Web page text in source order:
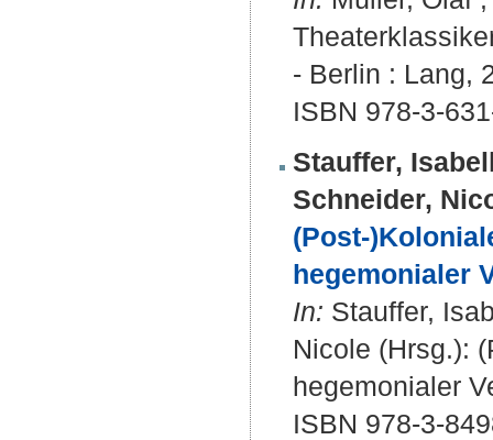
- Berlin : Lang,
ISBN 978-3-
Stauffer,
Schneider,
(Post-
hegemonialer
In: Stauffer,
Nicole (Hrsg.):
hegemonialer
ISBN 978-3-